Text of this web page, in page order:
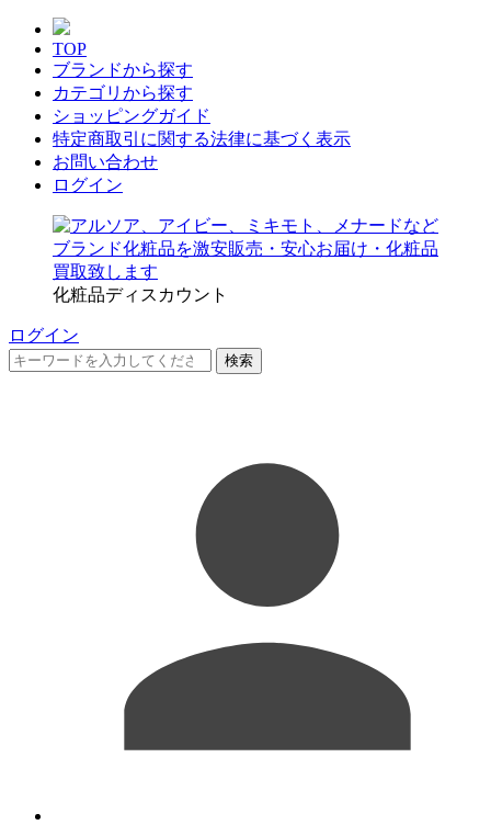
TOP
ブランドから探す
カテゴリから探す
ショッピングガイド
特定商取引に関する法律に基づく表示
お問い合わせ
ログイン
化粧品ディスカウント
ログイン
検索